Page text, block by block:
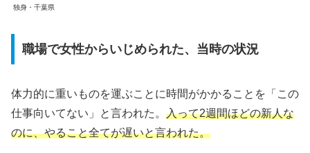
独身・千葉県
職場で女性からいじめられた、当時の状況
体力的に重いものを運ぶことに時間がかかることを「この
仕事向いてない」と言われた。 入って2週間ほどの新人な
のに、やること全てが遅いと言われた。